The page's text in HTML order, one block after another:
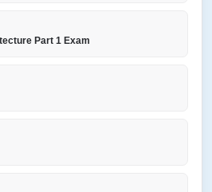
Part 1 Exam